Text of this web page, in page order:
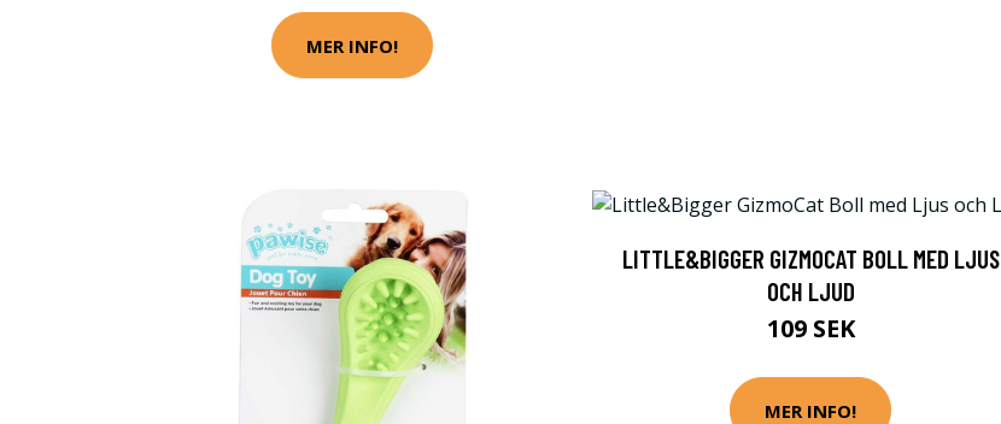
MER INFO!
LITTLE&BIGGER GIZMOCAT BOLL MED LJUS
OCH LJUD
109 SEK
MER INFO!